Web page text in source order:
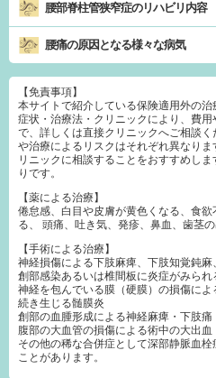
腰部脊柱管狭窄症のリハビリ内容
腰痛の原因となる様々な病気
【免責事項】
本サイトで紹介している保険適用外の治
症状・治療法・クリニックにより、費
で、詳しくは直接クリニックへご相談
や治療によるリスクはそれぞれ異なり
リニックに相談することをおすすめし
りです。
【薬による治療】
倦怠感、白目や皮膚が黄色くなる、食
る、 頭痛、吐き気、発疹、鼻血、歯茎
【手術による治療】
神経損傷による下肢麻痺、下肢知覚鈍麻
創部感染あるいは椎間板に炎症がみられ
神経を包んでいる膜（硬膜）の損傷に
続き生じる髄膜炎
創部の血腫形成による神経麻痺・下肢痛
腹部の大血管の損傷による術中の大出血
その他の稀な合併症として深部静脈血
ことがあります。